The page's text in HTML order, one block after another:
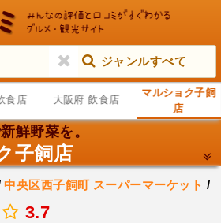
ジャンルすべて
食店 大阪府 飲食店
マルショク子飼
店
鮮野菜を。
子飼店
中央区西子飼町 スーパーマーケット /
3.7